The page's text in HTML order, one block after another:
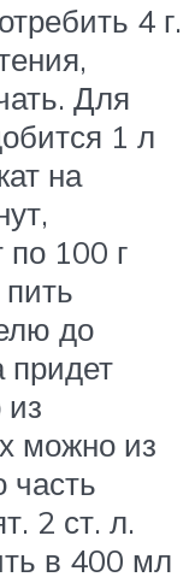
4 г.
Для
1 л
на
100 г
до
придет
можно из
часть
2 ст. л.
в 400 мл